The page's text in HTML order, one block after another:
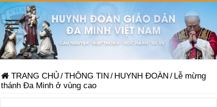
TRANG CHỦ /THÔNG TIN / HUYNH ĐOÀN / Lễ mừng
thánh Đa Minh ở vùng cao